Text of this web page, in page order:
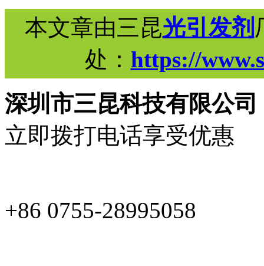
本文章由三昆光引发剂
处： https://
深圳市三昆科技有限公司
立即拨打电话享受优惠
+86 0755-28995058